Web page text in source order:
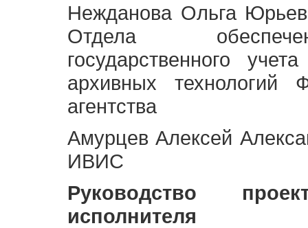
Нежданова Ольга
Отдела
государственного
архивных технологий
агентства
Амурцев Алексей
ИВИС
Руководство
исполнителя